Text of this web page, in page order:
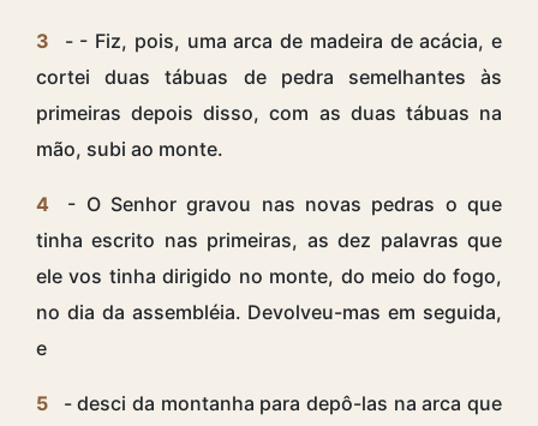
3
- - Fiz, pois, uma arca de madeira de acácia, e
cortei duas tábuas de pedra semelhantes às
primeiras depois disso, com as duas tábuas na
mão, subi ao monte.
4
- O Senhor gravou nas novas pedras o que
tinha escrito nas primeiras, as dez palavras que
ele vos tinha dirigido no monte, do meio do fogo,
no dia da assembléia. Devolveu-mas em seguida,
e
5
- desci da montanha para depô-las na arca que